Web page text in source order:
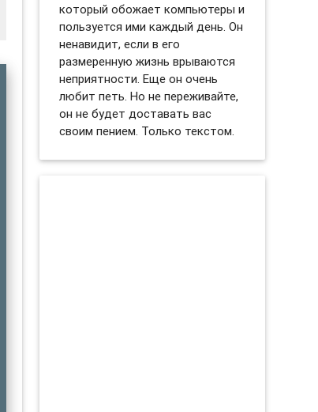
который обожает компьютеры и
пользуется ими каждый день. Он
ненавидит, если в его
размеренную жизнь врываются
неприятности. Еще он очень
любит петь. Но не переживайте,
он не будет доставать вас
своим пением. Только текстом.